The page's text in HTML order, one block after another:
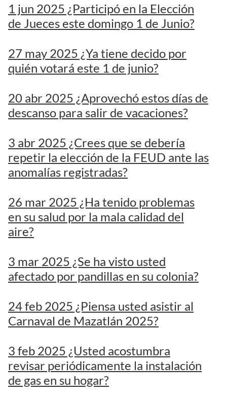
1 jun 2025 ¿Participó en la Elección
de Jueces este domingo 1 de Junio?
27 may 2025 ¿Ya tiene decido por
quién votará este 1 de junio?
20 abr 2025 ¿Aprovechó estos días de
descanso para salir de vacaciones?
3 abr 2025 ¿Crees que se debería
repetir la elección de la FEUD ante las
anomalías registradas?
26 mar 2025 ¿Ha tenido problemas
en su salud por la mala calidad del
aire?
3 mar 2025 ¿Se ha visto usted
afectado por pandillas en su colonia?
24 feb 2025 ¿Piensa usted asistir al
Carnaval de Mazatlán 2025?
3 feb 2025 ¿Usted acostumbra
revisar periódicamente la instalación
de gas en su hogar?